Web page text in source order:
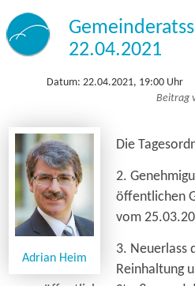
22.04.2021
Datum: 22.04.2021, 19:00 Uhr
Beitrag
Adrian Heim
Die
2.
öffentlichen
vom
3. Neuerlass
Reinhaltung